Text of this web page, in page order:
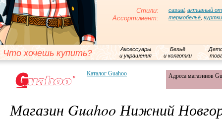
Стили: casual, активный
Ассортимент: термобельё куртки
Что хочешь купить?
Аксессуары
и украшения
Бельё
и колготки
Каталог Guahoo Адреса магазинов
Магазин Guahoo Нижний